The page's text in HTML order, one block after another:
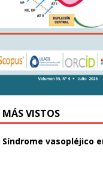
VISTOS
Síndrome vasopléjico